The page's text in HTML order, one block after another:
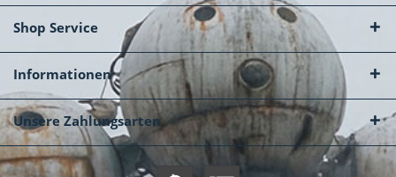
Shop Service
Informationen
Unsere Zahlungsarten